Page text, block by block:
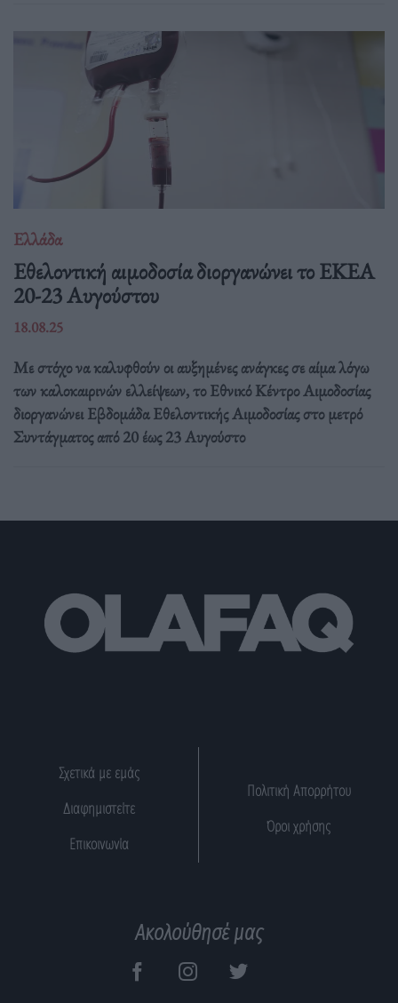
Ελλάδα
Eθελοντική αιμοδοσία διοργανώνει το ΕΚΕΑ
20-23 Αυγούστου
18.08.25
Με στόχο να καλυφθούν οι αυξημένες ανάγκες σε αίμα λόγω
των καλοκαιρινών ελλείψεων, το Εθνικό Κέντρο Αιμοδοσίας
διοργανώνει Εβδομάδα Εθελοντικής Αιμοδοσίας στο μετρό
Συντάγματος από 20 έως 23 Αυγούστο
Σχετικά με εμάς
Διαφημιστείτε
Επικοινωνία
Πολιτική Απορρήτου
Όροι χρήσης
Ακολούθησέ μας